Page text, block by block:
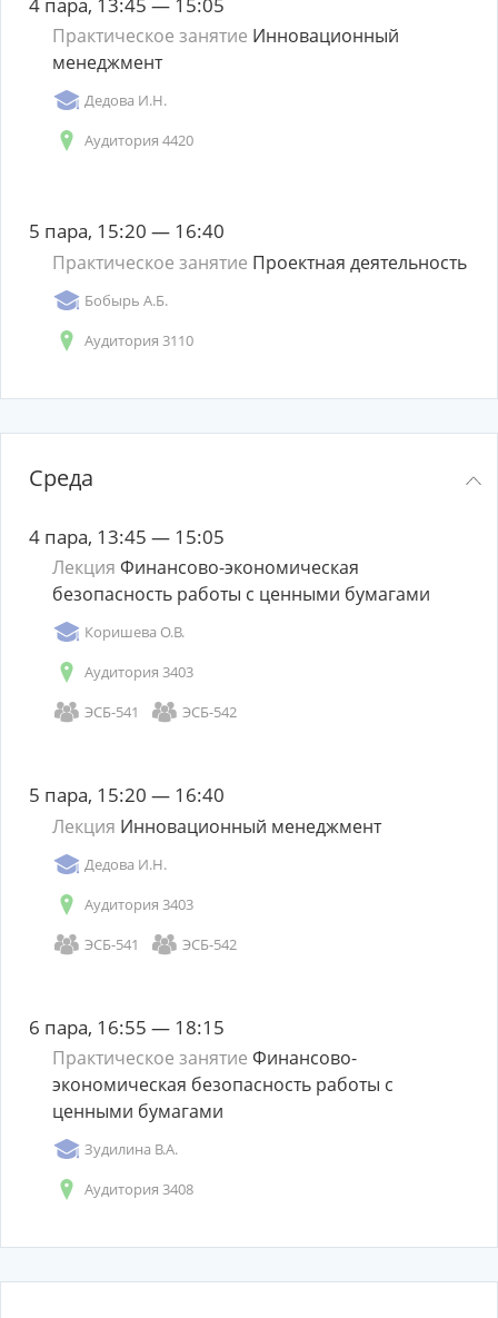
Практическое занятие Инновационный
менеджмент
Дедова И.Н.
Аудитория 4420
5 пара, 15:20 — 16:40
Практическое занятие Проектная деятельность
Бобырь А.Б.
Аудитория 3110
Среда
4 пара, 13:45 — 15:05
Лекция Финансово-экономическая
безопасность работы с ценными бумагами
Коришева О.В.
Аудитория 3403
ЭСБ-541
ЭСБ-542
5 пара, 15:20 — 16:40
Лекция Инновационный менеджмент
Дедова И.Н.
Аудитория 3403
ЭСБ-541
ЭСБ-542
6 пара, 16:55 — 18:15
Практическое занятие Финансово-
экономическая безопасность работы с
ценными бумагами
Зудилина В.А.
Аудитория 3408